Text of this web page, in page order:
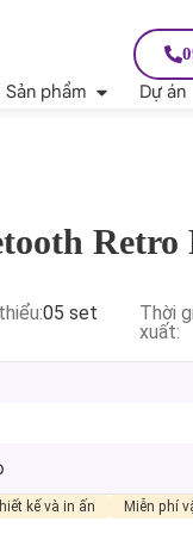
Sản phẩm Dự án
Retro
05 set
Thời
xuất:
kế và in ấn Miễn phí